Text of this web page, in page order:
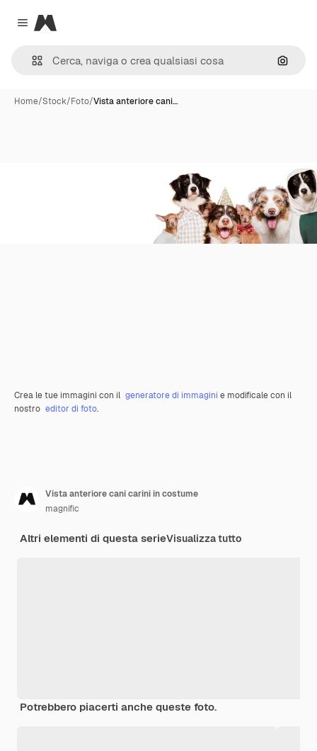
Close menu
Magnific
Cerca
Home/Stock/Foto/Vista anteriore cani…
Crea le tue immagini con il generatore di immagini e modificale con il
nostro editor di foto.
Vista anteriore cani carini in costume
magnific
Altri elementi di questa serieVisualizza tutto
Potrebbero piacerti anche queste foto.